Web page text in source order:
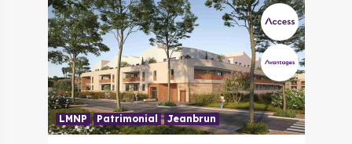
LMNP Patrimonial Jeanbrun